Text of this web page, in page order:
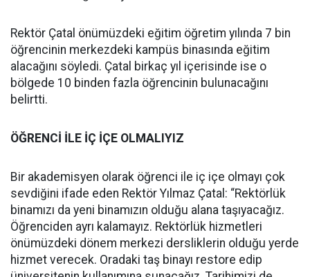
Rektör Çatal önümüzdeki eğitim öğretim yılında 7 bin
öğrencinin merkezdeki kampüs binasında eğitim
alacağını söyledi. Çatal birkaç yıl içerisinde ise o
bölgede 10 binden fazla öğrencinin bulunacağını
belirtti.
ÖĞRENCİ İLE İÇ İÇE OLMALIYIZ
Bir akademisyen olarak öğrenci ile iç içe olmayı çok
sevdiğini ifade eden Rektör Yılmaz Çatal: “Rektörlük
binamızı da yeni binamızın olduğu alana taşıyacağız.
Öğrenciden ayrı kalamayız. Rektörlük hizmetleri
önümüzdeki dönem merkezi dersliklerin olduğu yerde
hizmet verecek. Oradaki taş binayı restore edip